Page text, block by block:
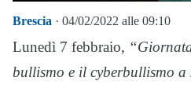
Brescia · 04/02/2022 alle 09:10
Lunedì 7 febbraio,
bullismo e il cyberbullismo a